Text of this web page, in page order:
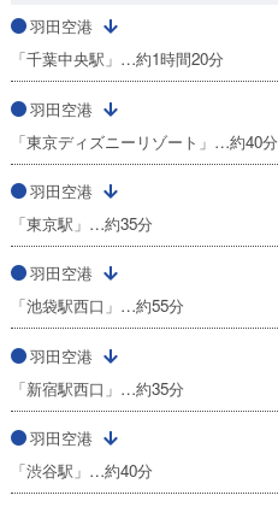
羽田空港
「千葉中央駅」…約1時間20分
羽田空港
「東京ディズニーリゾート」…約40分
羽田空港
「東京駅」…約35分
羽田空港
「池袋駅西口」…約55分
羽田空港
「新宿駅西口」…約35分
羽田空港
「渋谷駅」…約40分